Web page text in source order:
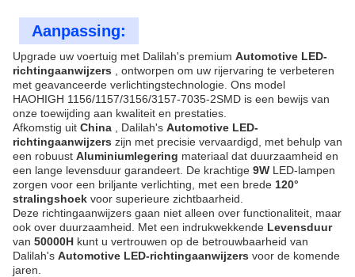
Aanpassing:
Upgrade uw voertuig met Dalilah's premium Automotive LED-
richtingaanwijzers
, ontworpen om uw rijervaring te verbeteren
met geavanceerde verlichtingstechnologie. Ons model
HAOHIGH 1156/1157/3156/3157-7035-2SMD is een bewijs van
onze toewijding aan kwaliteit en prestaties.
Afkomstig uit China , Dalilah's Automotive LED-
richtingaanwijzers zijn met precisie vervaardigd, met behulp van
een robuust Aluminiumlegering materiaal dat duurzaamheid en
een lange levensduur garandeert. De krachtige 9W LED-lampen
zorgen voor een briljante verlichting, met een brede 120°
stralingshoek voor superieure zichtbaarheid.
Deze richtingaanwijzers gaan niet alleen over functionaliteit, maar
ook over duurzaamheid. Met een indrukwekkende Levensduur
van 50000H kunt u vertrouwen op de betrouwbaarheid van
Dalilah's Automotive LED-richtingaanwijzers voor de komende
jaren.